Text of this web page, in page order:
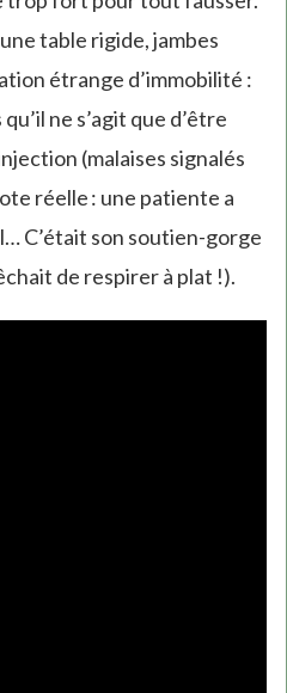
table rigide, jambes
étrange d’immobilité :
ne s’agit que d’être
(malaises signalés
réelle : une patiente a
C’était son soutien-gorge
de respirer à plat !).